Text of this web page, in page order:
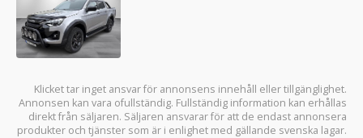
Klicket tar inget ansvar för annonsens innehåll eller tillgänglighet.
Annonsen kan vara ofullständig. Fullständig information kan erhållas
direkt från säljaren. Säljaren ansvarar för att de endast annonsera
produkter och tjänster som är i enlighet med gällande svenska lagar.